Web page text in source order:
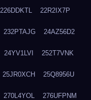
226DDKTL 22R2IX7P
232PTAJG 24AZ56D2
24YV1LVI 252T7VNK
25JR0XCH 25Q8956U
270L4YOL 276UFPNM